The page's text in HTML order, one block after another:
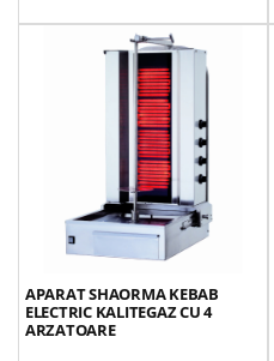
Prevazut Cu 6+6 Arzatoare
Motor Reversibil, Amplasat In Partea
Tava Sustinere Carne Reglabila Pe 3
Arzatoarele Se Pot Apropia De Carne
Greutate Echipamente: 100 Kg
*Accesorii Incluse: Dulap, Aripioare Si
APARAT SHAORMA KEBAB
ELECTRIC KALITEGAZ CU 4
ARZATOARE